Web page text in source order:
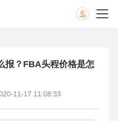
报？FBA头程价格是怎
11-17 11:08:33